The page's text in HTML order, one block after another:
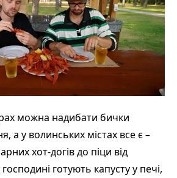
можна надибати бички
а у волинських містах все є –
хот-догів до піци від
готують капусту у печі,